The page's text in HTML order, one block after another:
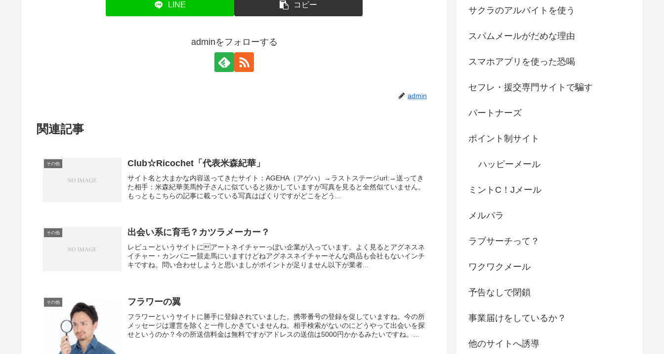
LINE コピー
adminをフォローする
admin
関連記事
その他 Club☆Ricochet「代表米森紀華」
サイト名と大まかな内容送ってきたサイト：AGEHA（アゲハ）→ラストステージurl:→送ってき
た相手：米森紀華美馬怜子さんに似ていると抜かしていますが写真を見ると全然似ていません。
もっともこちらの記事に載っている写真はぱくりですがどこをどう...
その他 出会い系に育毛？カツラメーカー？
レビューというサイトにアートネイチャーっぽい企業が入っています。よく見るとアグネスネ
イチャー・カンパニー競走馬にいますけどねアグネスネイチャーそんな商品も会社もないインチ
キですね。問い合わせしようと思いましがポイントが足りません以下が業者...
その他 フラワーの翼
フラワーというサイトに勝手に登録されていました。携帯番号の登録を促していますね。今の所
メッセージは運営を除くと一件しかきていませんね。相手検索がないのにどうやって出会いを探
せというのか？今の所送信料金は無料ですがアドレスの送信は5000円かかるみたいですね。唯
サクラのアルバイトを使う
スパムメールがだめな理由
スマホアプリを使った恐喝
セフレ・援交専門サイトで騙す
パートナーズ
ポイント制サイト
ハッピーメール
ミントC！Jメール
メルパラ
ラブサーチって？
ワクワクメール
予告なしで閉鎖
事業届けをしているか？
他のサイトへ誘導